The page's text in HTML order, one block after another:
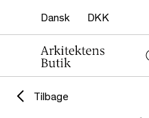
Tilbage